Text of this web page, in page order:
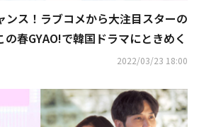
ンス！ラブコメから大注目スターの
春GYAO!で韓国ドラマにときめく
2022/03/23 18:00